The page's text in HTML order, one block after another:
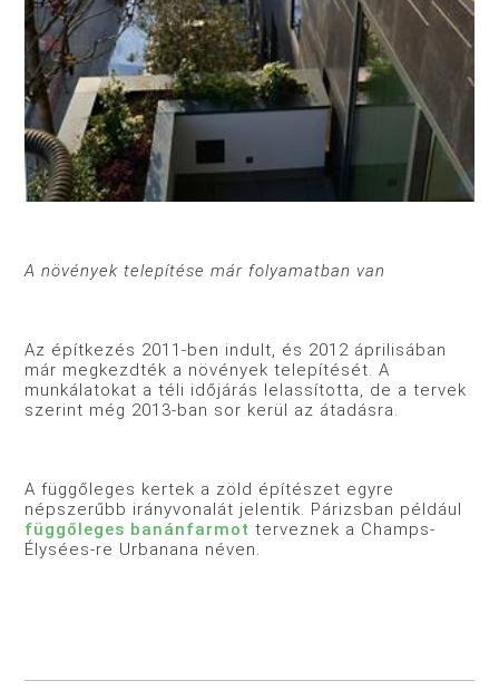
A növények telepítése már folyamatban van
Az építkezés 2011-ben indult, és 2012 áprilisában
már megkezdték a növények telepítését. A
munkálatokat a téli időjárás lelassította, de a tervek
szerint még 2013-ban sor kerül az átadásra.
A függőleges kertek a zöld építészet egyre
népszerűbb irányvonalát jelentik. Párizsban például
függőleges banánfarmot terveznek a Champs-
Élysées-re Urbanana néven.